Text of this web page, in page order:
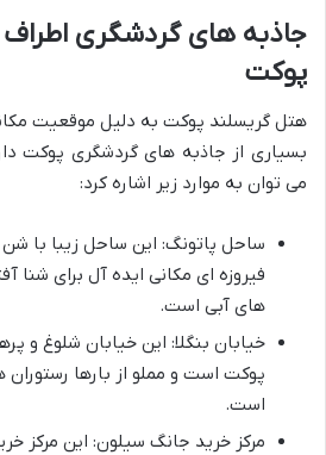
جاذبه های گردشگری
پوکت
هتل گریسلند پوکت به دلیل موقعیت
بسیاری از جاذبه های گردشگری پوکت
می توان به موارد زیر اشاره کرد:
ساحل پاتونگ: این ساحل زیبا با
فیروزه ای مکانی ایده آل برای شنا
های آبی است.
خیابان بنگلا: این خیابان شلوغ و
پوکت است و مملو از بارها
است.
مرکز خرید جانگ سیلون: این مرکز